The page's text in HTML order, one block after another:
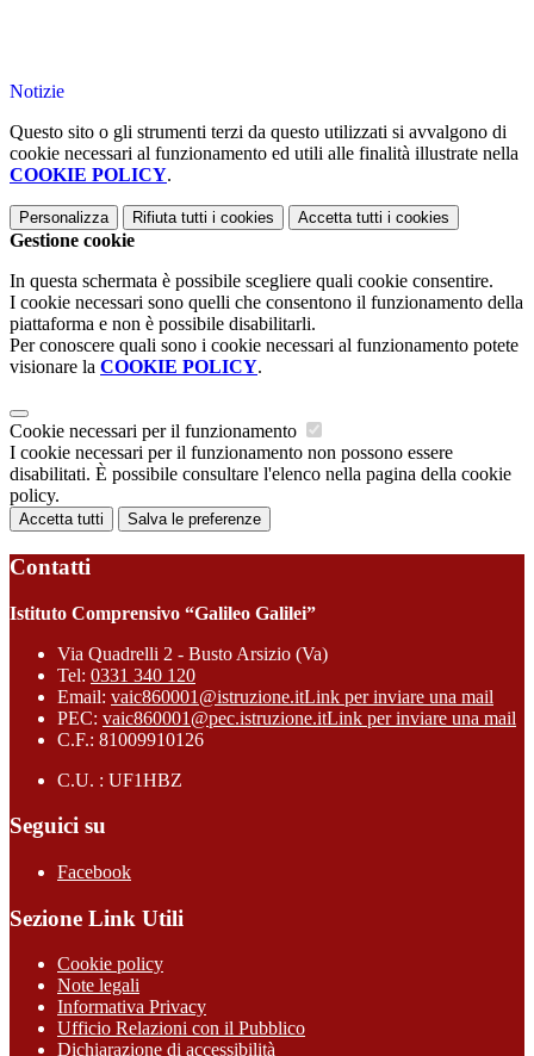
Notizie
Questo sito o gli strumenti terzi da questo utilizzati si avvalgono di
cookie necessari al funzionamento ed utili alle finalità illustrate nella
COOKIE POLICY.
Personalizza Rifiuta tutti i cookies Accetta tutti i cookies
Gestione cookie
In questa schermata è possibile scegliere quali cookie consentire.
I cookie necessari sono quelli che consentono il funzionamento della
piattaforma e non è possibile disabilitarli.
Per conoscere quali sono i cookie necessari al funzionamento potete
visionare la COOKIE POLICY.
Cookie necessari per il funzionamento
I cookie necessari per il funzionamento non possono essere
disabilitati. È possibile consultare l'elenco nella pagina della cookie
policy.
Accetta tutti Salva le preferenze
Contatti
Istituto Comprensivo “Galileo Galilei”
Via Quadrelli 2 - Busto Arsizio (Va)
Tel: 0331 340 120
Email: vaic860001@istruzione.itLink per inviare una mail
PEC: vaic860001@pec.istruzione.itLink per inviare una mail
C.F.: 81009910126
C.U. : UF1HBZ
Seguici su
Facebook
Sezione Link Utili
Cookie policy
Note legali
Informativa Privacy
Ufficio Relazioni con il Pubblico
Dichiarazione di accessibilità